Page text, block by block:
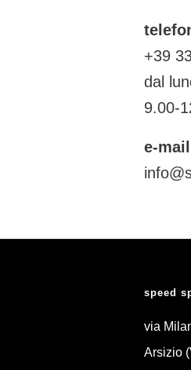
+39
dal
9.00-
e-mail
speed
via
Arsizio